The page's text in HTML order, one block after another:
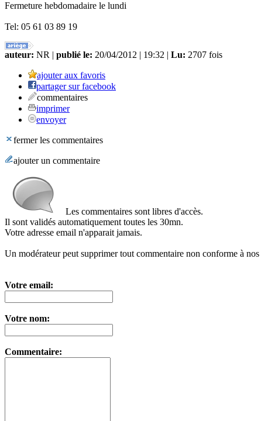
Fermeture hebdomadaire le lundi
Tel: 05 61 03 89 19
auteur: NR | publié le: 20/04/2012 | 19:32 | Lu: 2707 fois
ajouter aux favoris
partager sur facebook
commentaires
imprimer
envoyer
fermer les commentaires
ajouter un commentaire
Les commentaires sont libres d'accès.
Il sont validés automatiquement toutes les 30mn.
Votre adresse email n'apparait jamais.
Un modérateur peut supprimer tout commentaire non conforme à nos
Votre email:
Votre nom:
Commentaire: